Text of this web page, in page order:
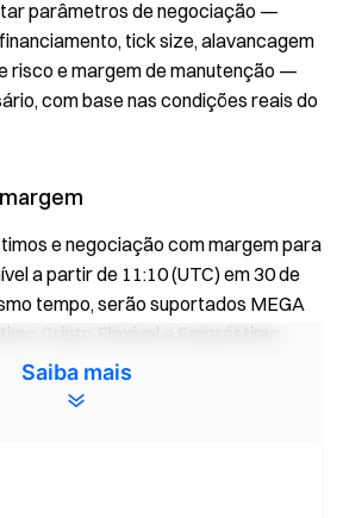
parâmetros de negociação —
tick size, alavancagem
risco e margem de manutenção —
com base nas condições reais do
e negociação com margem para
a partir de 11:10 (UTC) em 30 de
tempo, serão suportados MEGA
Cripto Flexível e Empréstimo
de MEGA estará disponível 1 hora
Saiba mais